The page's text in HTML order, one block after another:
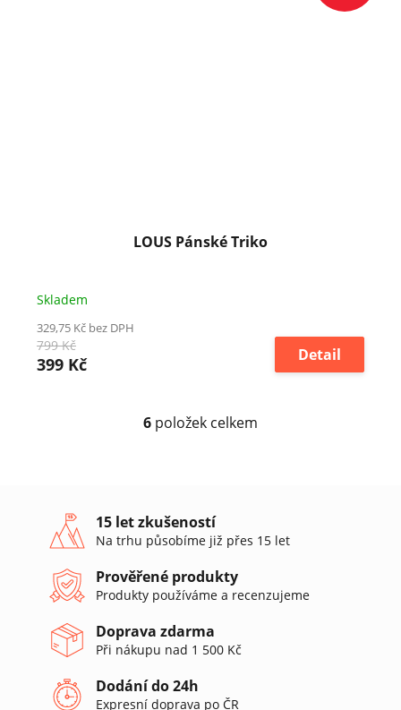
LOUS Pánské Triko
Skladem
329,75 Kč bez DPH
799 Kč
399 Kč Detail
O
a
c
í
p
r
v
y
v
i
6 položek celkem
15 let zkušeností
Na trhu působíme již přes 15 let
Prověřené produkty
Produkty používáme a recenzujeme
Doprava zdarma
Při nákupu nad 1 500 Kč
Dodání do 24h
Expresní doprava po ČR